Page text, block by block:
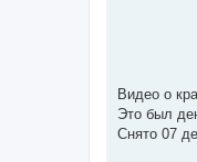
Видео о
Это был
Снято 07